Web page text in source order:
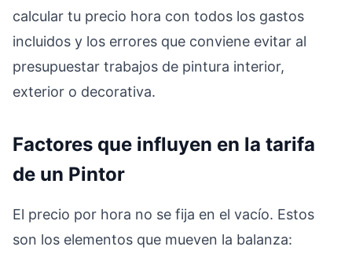
calcular tu precio hora con todos los gastos
incluidos y los errores que conviene evitar al
presupuestar trabajos de pintura interior,
exterior o decorativa.
Factores que influyen en la tarifa
de un Pintor
El precio por hora no se fija en el vacío. Estos
son los elementos que mueven la balanza: